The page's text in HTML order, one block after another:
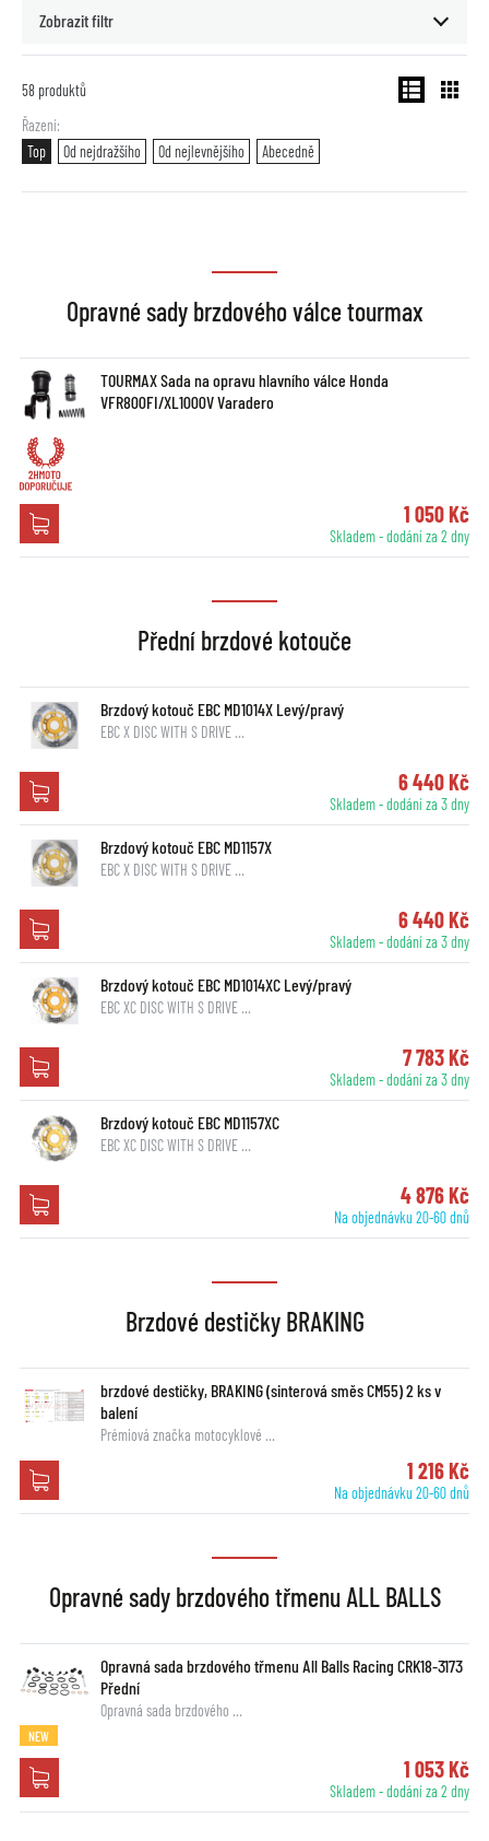
Zobrazit filtr
58 produktů
Řazení
Top
Od nejdražšího Od nejlevnějšího Abecedně
Opravné sady brzdového válce tourmax
TOURMAX Sada na opravu hlavního válce Honda
VFR800FI/XL1000V Varadero
1 050 Kč
Skladem - dodání za 2 dny
Přední brzdové kotouče
Brzdový kotouč EBC MD1014X Levý/pravý
EBC X DISC WITH S DRIVE …
6 440 Kč
Skladem - dodání za 3 dny
Brzdový kotouč EBC MD1157X
EBC X DISC WITH S DRIVE …
6 440 Kč
Skladem - dodání za 3 dny
Brzdový kotouč EBC MD1014XC Levý/pravý
EBC XC DISC WITH S DRIVE …
7 783 Kč
Skladem - dodání za 3 dny
Brzdový kotouč EBC MD1157XC
EBC XC DISC WITH S DRIVE …
4 876 Kč
Na objednávku 20-60 dnů
Brzdové destičky BRAKING
brzdové destičky, BRAKING (sinterová směs CM55) 2 ks v
balení
Prémiová značka motocyklové …
1 216 Kč
Na objednávku 20-60 dnů
Opravné sady brzdového třmenu ALL BALLS
Opravná sada brzdového třmenu All Balls Racing CRK18-3173
Přední
Opravná sada brzdového …
NEW
1 053 Kč
Skladem - dodání za 2 dny